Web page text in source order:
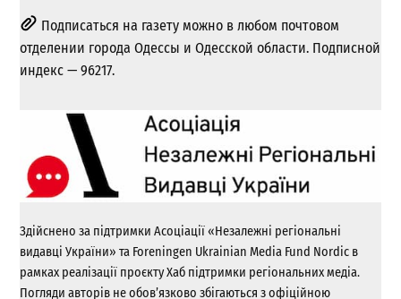
Подписаться на газету можно в любом почтовом
отделении города Одессы и Одесской области. Подписной
индекс — 96217.
Здійснено за підтримки Асоціації «Незалежні регіональні
видавці України» та Foreningen Ukrainian Media Fund Nordic в
рамках реалізації проєкту Хаб підтримки регіональних медіа.
Погляди авторів не обов’язково збігаються з офіційною